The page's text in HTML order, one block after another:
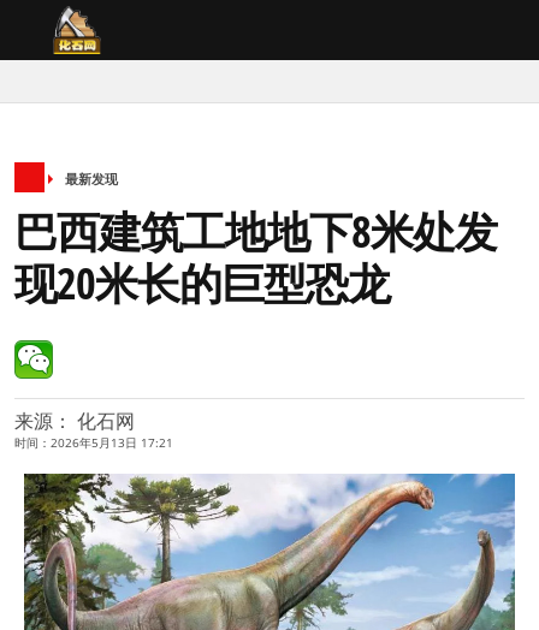
最新发现
巴西建筑工地地下8米处发
现20米长的巨型恐龙
来源： 化石网
时间：2026年5月13日 17:21